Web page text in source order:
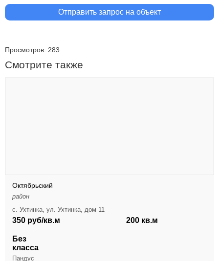
Отправить запрос на объект
Просмотров: 283
Смотрите также
Октябрьский
район
с. Ухтинка, ул. Ухтинка, дом 11
350 руб/кв.м 200 кв.м
Без
класса
Пандус